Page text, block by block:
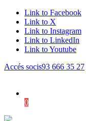
Link to Facebook
Link to X
Link to Instagram
Link to LinkedIn
Link to Youtube
Accés socis93 666 35 27
0